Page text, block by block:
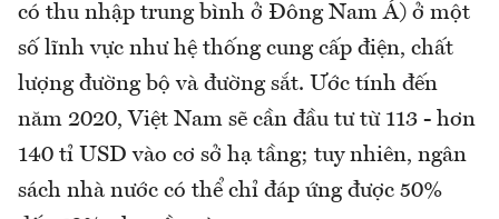
có thu nhập trung bình ở Đông Nam Á) ở một
số lĩnh vực như hệ thống cung cấp điện, chất
lượng đường bộ và đường sắt. Ước tính đến
năm 2020, Việt Nam sẽ cần đầu tư từ 113 - hơn
140 tỉ USD vào cơ sở hạ tầng; tuy nhiên, ngân
sách nhà nước có thể chỉ đáp ứng được 50%